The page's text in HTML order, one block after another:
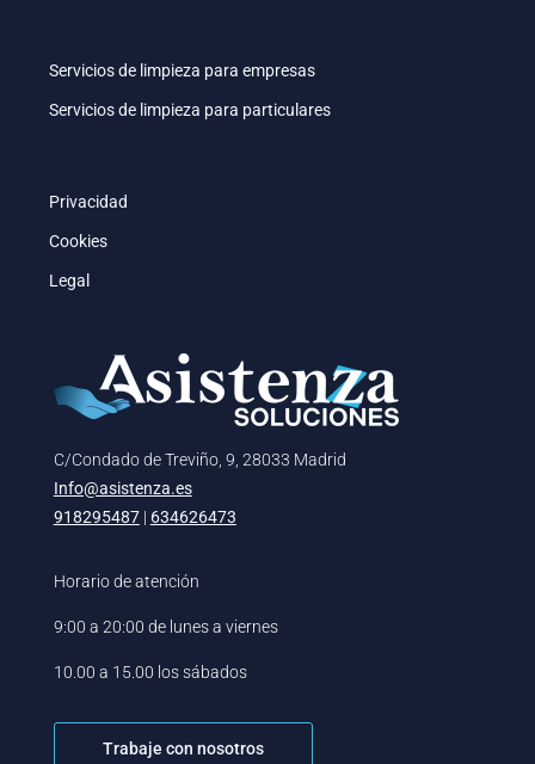
Servicios de limpieza para empresas
Servicios de limpieza para particulares
Privacidad
Cookies
Legal
C/Condado de Treviño, 9, 28033 Madrid
Info@asistenza.es
918295487| 634626473
Horario de atención
9:00 a 20:00 de lunes a viernes
10.00 a 15.00 los sábados
Trabaje con nosotros